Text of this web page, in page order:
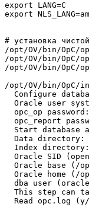
export LANG=C
export
# установка
/opt/OV/bin/OpC/
/opt/OV/bin/OpC/
/opt/OV/bin/OpC/
/opt/OV/bin/OpC/
Configure
Oracle user
opc_op
opc_report
Start database
Data directory:
Index
Oracle SID
Oracle base (/
Oracle home (/
dba user
This step can
Read opc.log